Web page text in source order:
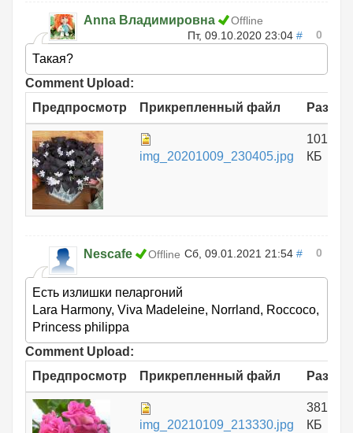
Anna Владимировна
Offline
Пт, 09.10.2020 23:04 # 0
Такая?
Comment Upload:
Предпросмотр
Прикрепленный файл Размер
img_20201009_230405.jpg
1012.43
КБ
Nescafe Offline Сб, 09.01.2021 21:54 # 0
Есть излишки пеларгоний
Lara Harmony, Viva Madeleine, Norrland, Roccoco,
Princess philippa
Comment Upload:
Предпросмотр
Прикрепленный файл Размер
img_20210109_213330.jpg
381.24
КБ